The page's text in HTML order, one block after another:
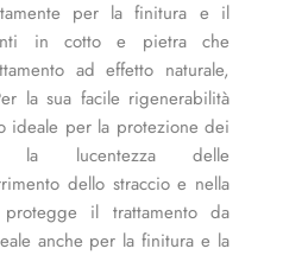
per la finitura e il
in cotto e pietra che
ad effetto naturale,
la sua facile rigenerabilità
ideale per la protezione dei
la lucentezza delle
dello straccio e nella
protegge il trattamento da
anche per la finitura e la